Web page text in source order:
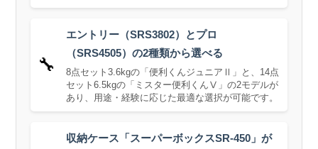
🔧
エントリー（SRS3802）とプロ
（SRS4505）の2種類から選べる
8点セット3.6kgの「便利くんジュニアⅡ」と、14点
セット6.5kgの「ミスター便利くんⅤ」の2モデルが
あり、用途・経験に応じた最適な選択が可能です。
収納ケース「スーパーボックスSR-450」が